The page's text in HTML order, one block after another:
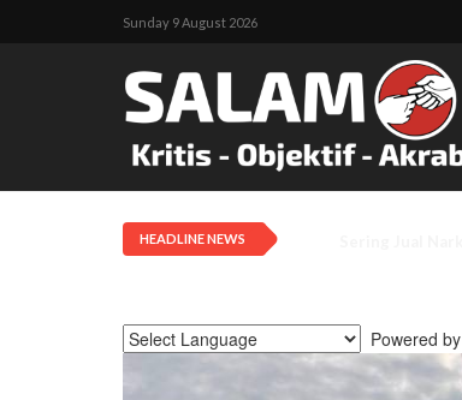
Sunday 9 August 2026
HEADLINE NEWS
Powered by